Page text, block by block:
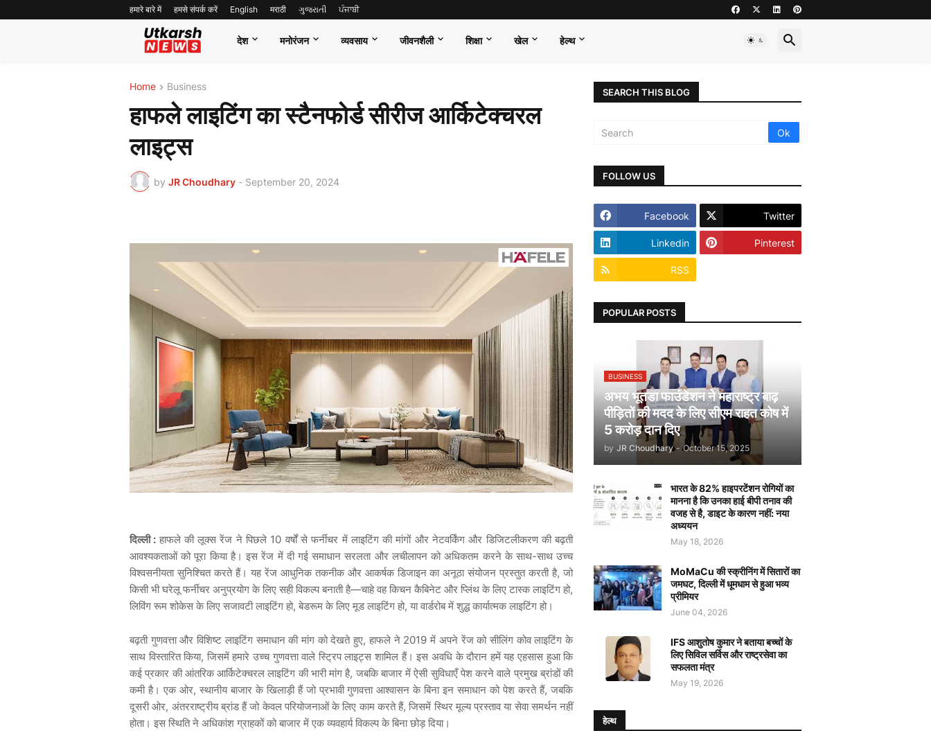
हमारे बारे में हमसे संपर्क करें English मराठी ગુજરાતી ਪੰਜਾਬੀ
देश मनोरंजन व्यवसाय जीवनशैली शिक्षा खेल हेल्थ
Home Business
हाफले लाइटिंग का स्टैनफोर्ड सीरीज आर्किटेक्चरल
लाइट्स
by JR Choudhary - September 20, 2024
दिल्ली : हाफले की लूक्स रेंज ने पिछले 10 वर्षों से फर्नीचर में लाइटिंग की मांगों और नेटवर्किंग और डिजिटलीकरण की बढ़ती
आवश्यकताओं को पूरा किया है। इस रेंज में दी गई समाधान सरलता और लचीलापन को अधिकतम करने के साथ-साथ उच्च
विश्वसनीयता सुनिश्चित करते हैं। यह रेंज आधुनिक तकनीक और आकर्षक डिजाइन का अनूठा संयोजन प्रस्तुत करती है,जो
किसी भी घरेलू फर्नीचर अनुप्रयोग के लिए सही विकल्प बनाती है—चाहे वह किचन कैबिनेट और प्लिंथ के लिए टास्क लाइटिंग हो,
लिविंग रूम शोकेस के लिए सजावटी लाइटिंग हो, बेडरूम के लिए मूड लाइटिंग हो, या वार्डरोब में शुद्ध कार्यात्मक लाइटिंग हो।
बढ़ती गुणवत्ता और विशिष्ट लाइटिंग समाधान की मांग को देखते हुए, हाफले ने2019में अपने रेंज को सीलिंग कोव लाइटिंग के
साथ विस्तारित किया, जिसमें हमारे उच्च गुणवत्ता वाले स्ट्रिप लाइट्स शामिल हैं। इस अवधि के दौरान हमें यह एहसास हुआ कि
कई प्रकार की आंतरिक आर्किटेक्चरल लाइटिंग की भारी मांग है, जबकि बाजार में ऐसी सुविधाएँ पेश करने वाले प्रमुख ब्रांडों की
कमी है। एक ओर, स्थानीय बाजार के खिलाड़ी हैं जो प्रभावी गुणवत्ता आश्वासन के बिना इन समाधान को पेश करते हैं,जबकि
दूसरी ओर, अंतरराष्ट्रीय ब्रांड हैं जो केवल परियोजनाओं के लिए काम करते हैं,जिसमें स्थिर मूल्य प्रस्ताव या सेवा समर्थन नहीं
होता। इस स्थिति ने अधिकांश ग्राहकों को बाजार में एक व्यवहार्य विकल्प के बिना छोड़ दिया।
SEARCH THIS BLOG
FOLLOW US
Facebook Twitter
Linkedin Pinterest
RSS
POPULAR POSTS
BUSINESS
अभय भूतडा फाउंडेशन ने महाराष्ट्र बाढ़
पीड़ितों की मदद के लिए सीएम राहत कोष में
5 करोड़ दान दिए
by JR Choudhary - October 15, 2025
भारत के 82% हाइपरटेंशन रोगियों का
मानना है कि उनका हाई बीपी तनाव की
वजह से है, डाइट के कारण नहीं: नया
अध्ययन
May 18, 2026
MoMaCu की स्क्रीनिंग में सितारों का
जमघट, दिल्ली में धूमधाम से हुआ भव्य
प्रीमियर
June 04, 2026
IFS आशुतोष कुमार ने बताया बच्चों के
लिए सिविल सर्विस और राष्ट्रसेवा का
सफलता मंत्र
May 19, 2026
हेल्थ